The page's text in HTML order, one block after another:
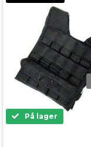
På lager